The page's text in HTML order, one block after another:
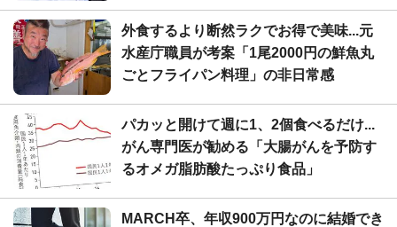
外食するより断然ラクでお得で美味...元
水産庁職員が考案「1尾2000円の鮮魚丸
ごとフライパン料理」の非日常感
パカッと開けて週に1、2個食べるだけ...
がん専門医が勧める「大腸がんを予防す
るオメガ脂肪酸たっぷり食品」
MARCH卒、年収900万円なのに結婚でき